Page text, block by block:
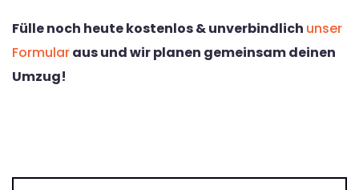
Fülle noch heute kostenlos & unverbindlich unser
Formularaus und wir planen gemeinsam deinen
Umzug!